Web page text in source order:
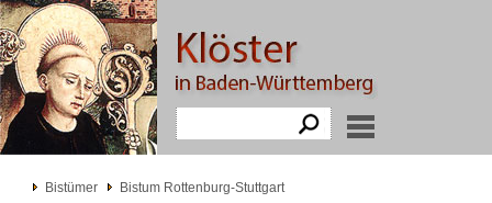
Bistümer Bistum Rottenburg-Stuttgart